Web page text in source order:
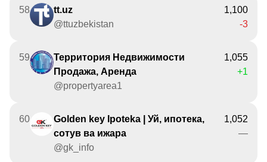
58
tt.uz
@ttuzbekistan
1,100
-3
59
Территория Недвижимости
Продажа, Аренда
@propertyarea1
1,055
+1
60
Golden key Ipoteka | Уй, ипотека,
сотув ва ижара
@gk_info
1,052
—